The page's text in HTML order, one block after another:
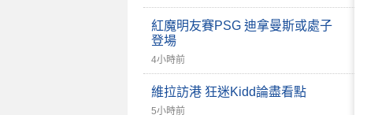
紅魔明友賽PSG 迪拿曼斯或處子
登場
4小時前
維拉訪港 狂迷Kidd論盡看點
5小時前